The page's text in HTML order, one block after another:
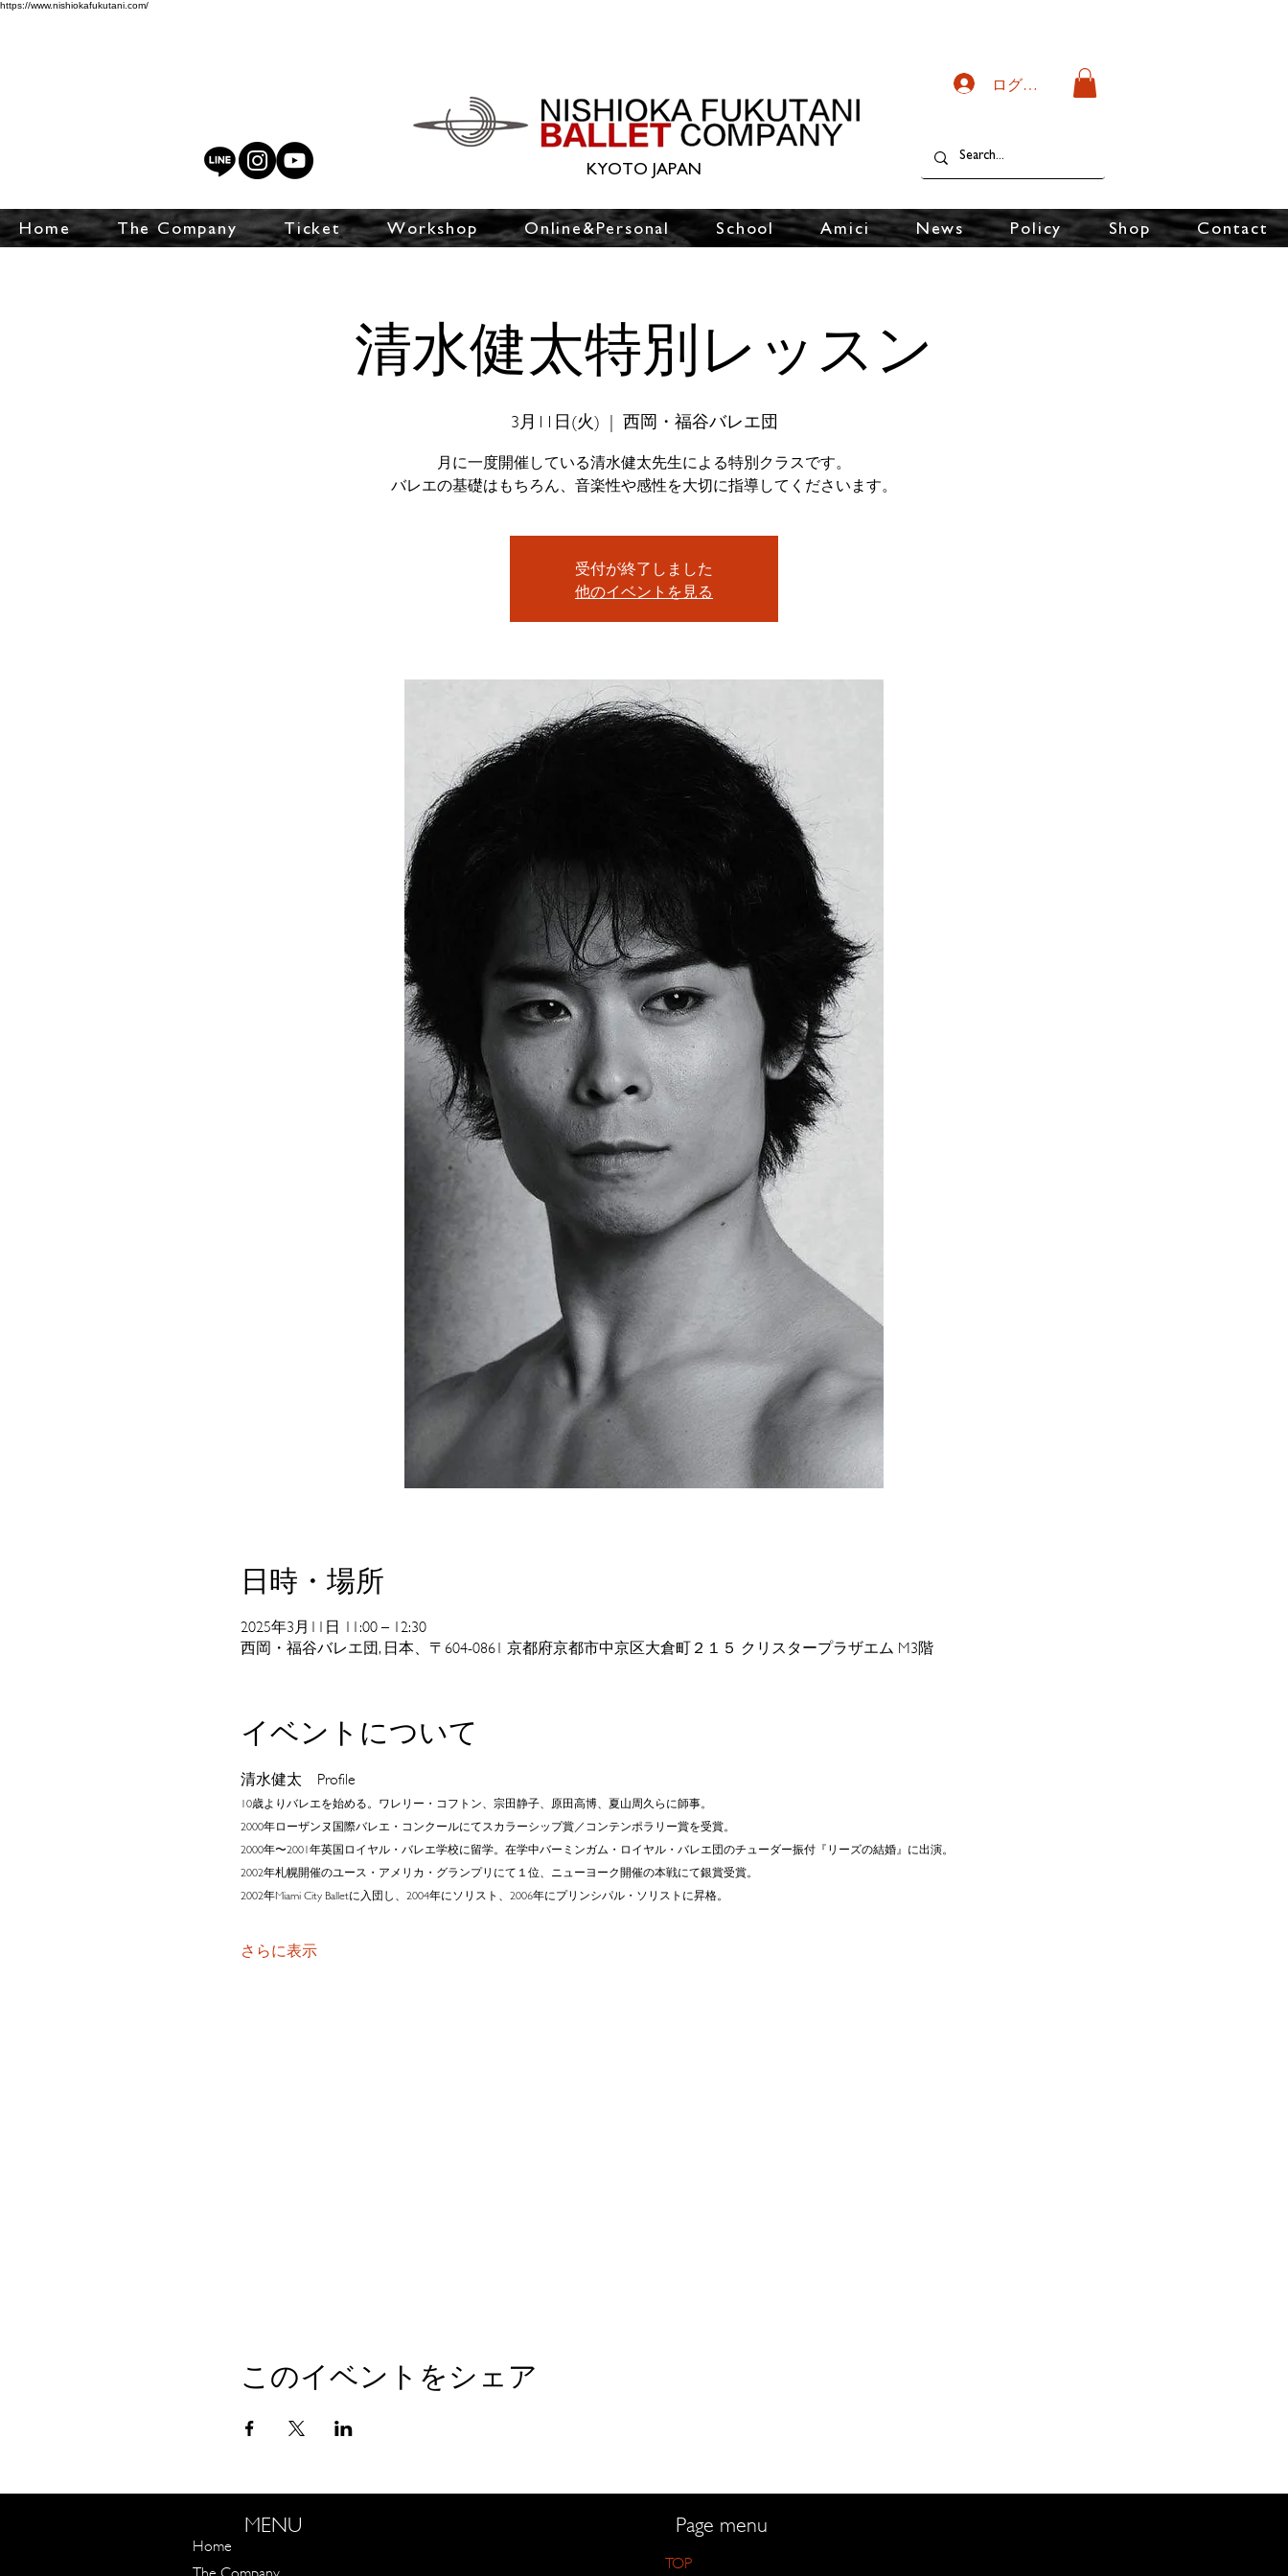
https://www.nishiokafukutani.com/
KYOTO JAPAN
ログイン
Home The Company Ticket Workshop Online&Personal School Amici News Policy Shop Contact
清水健太特別レッスン
3月11日(火) 西岡・福谷バレエ団
月に一度開催している清水健太先生による特別クラスです。
受付が終了しました
他のイベントを見る
日時・場所
2025年3月11日 11:00 – 12:30
西岡・福谷バレエ団, 日本、〒604-0861 京都府京都市中京区大倉町２１５ クリスタープラザエム M3階
イベントについて
清水健太　Profile
10歳よりバレエを始める。ワレリー・コフトン、宗田静子、原田高博、夏山周久らに師事。
2000年ローザンヌ国際バレエ・コンクールにてスカラーシップ賞／コンテンポラリー賞を受賞。
2000年〜2001年英国ロイヤル・バレエ学校に留学。在学中バーミンガム・ロイヤル・バレエ団のチューダー振付『リーズの結婚』に出演。
2002年札幌開催のユース・アメリカ・グランプリにて１位、ニューヨーク開催の本戦にて銀賞受賞。
2002年Miami City Balletに入団し、2004年にソリスト、2006年にプリンシパル・ソリストに昇格。
さらに表示
このイベントをシェア
Home
The Company
MENU Page menu
TOP